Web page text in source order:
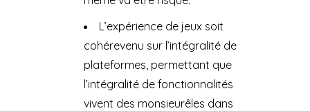
L’expérience de jeux soit
cohérevenu sur l’intégralité de
plateformes, permettant que
l’intégralité de fonctionnalités
vivent des monsieurêles dans